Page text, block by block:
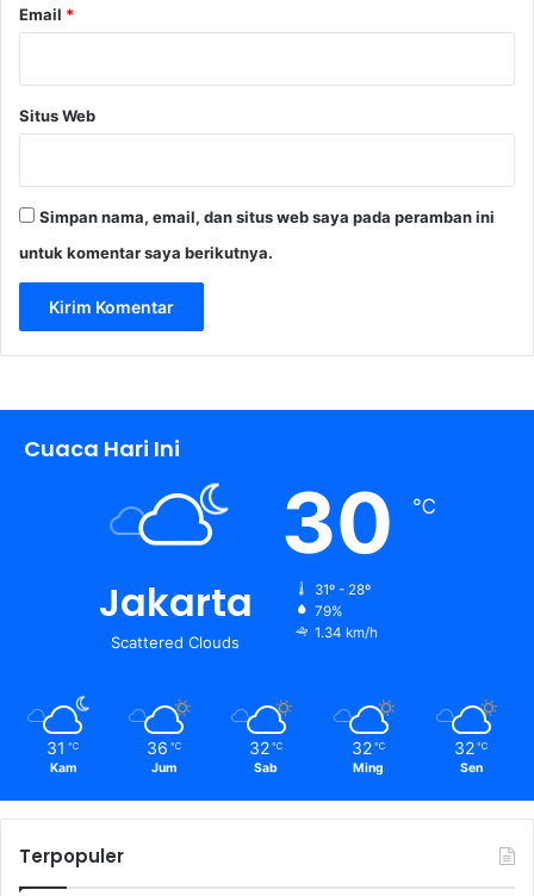
0
Email *
Situs Web
Simpan nama, email, dan situs web saya pada peramban ini
untuk komentar saya berikutnya.
Cuaca Hari Ini
Jakarta
Scattered Clouds
30 ℃
31º - 28º
79%
1.34 km/h
31 ℃
Kam
36 ℃
Jum
32 ℃
Sab
32 ℃
Ming
32 ℃
Sen
Terpopuler